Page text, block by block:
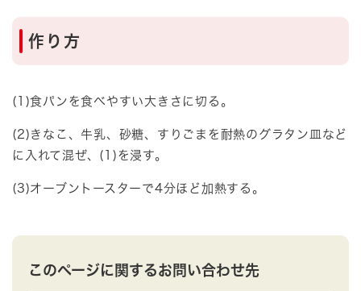
作り方
(1)食パンを食べやすい大きさに切る。
(2)きなこ、牛乳、砂糖、すりごまを耐熱のグラタン皿など
に入れて混ぜ、(1)を浸す。
(3)オーブントースターで4分ほど加熱する。
このページに関するお問い合わせ先